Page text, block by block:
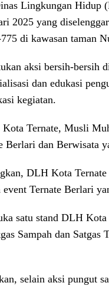
Lingkungan Hidup
2025 yang
di kawasan taman
aksi bersih-bersih
dan edukasi
kegiatan.
Ternate, Musli
Berlari dan Berwisata
DLH Kota
event Ternate Berlari
satu stand DLH
Sampah dan
selain aksi pungut